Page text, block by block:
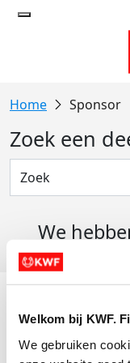
Welkom bij KWF.
We gebruiken
Sponsor
Zoek een
We
Evenementen